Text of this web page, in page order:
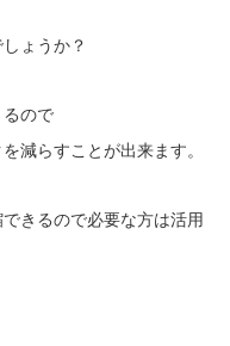
ょうか？
るので
減らすことが出来ます。
きるので必要な方は活用